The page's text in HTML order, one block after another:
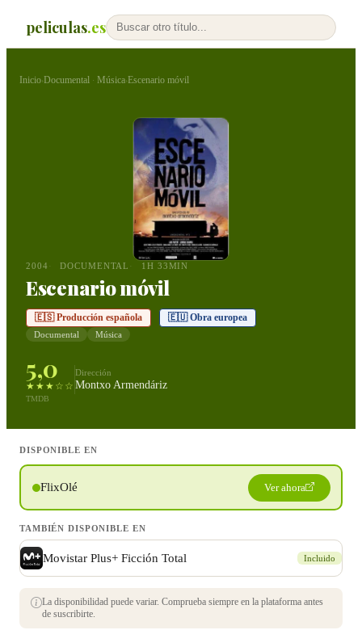
peliculas.es
Inicio›Documental · Música›Escenario móvil
2004 DOCUMENTAL 1H 33MIN
Escenario móvil
🇪🇸 Producción española 🇪🇺 Obra europea
Documental Música
5,0
★★★☆☆
TMDB
Dirección
Montxo Armendáriz
DISPONIBLE EN
FlixOlé Ver ahora
TAMBIÉN DISPONIBLE EN
Movistar Plus+ Ficción Total Incluido
La disponibilidad puede variar. Comprueba siempre en la plataforma antes
de suscribirte.